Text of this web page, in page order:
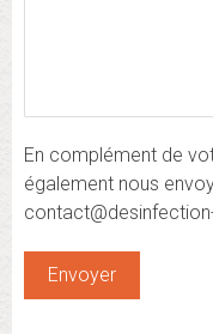
En complément de
également nous